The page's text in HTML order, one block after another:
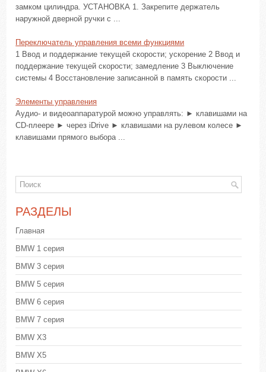
замком цилиндра. УСТАНОВКА 1. Закрепите держатель
наружной дверной ручки с ...
Переключатель управления всеми функциями
1 Ввод и поддержание текущей скорости; ускорение 2 Ввод и
поддержание текущей скорости; замедление 3 Выключение
системы 4 Восстановление записанной в память скорости ...
Элементы управления
Аудио- и видеоаппаратурой можно управлять: ► клавишами на
CD-плеере ► через iDrive ► клавишами на рулевом колесе ►
клавишами прямого выбора ...
РАЗДЕЛЫ
Главная
BMW 1 серия
BMW 3 серия
BMW 5 серия
BMW 6 серия
BMW 7 серия
BMW X3
BMW X5